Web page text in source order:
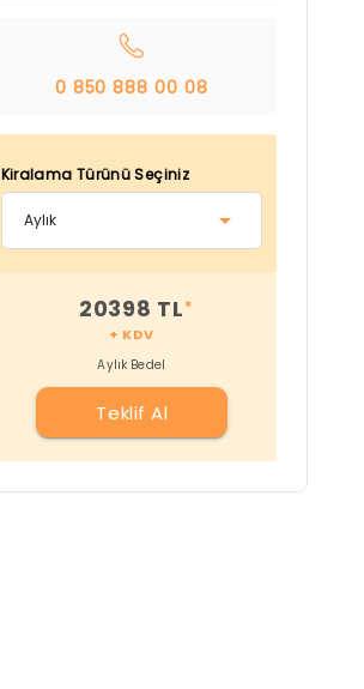
0 850 888 00 08
Kiralama Türünü Seçiniz
20398 TL*
+ KDV
Aylık Bedel
Teklif Al